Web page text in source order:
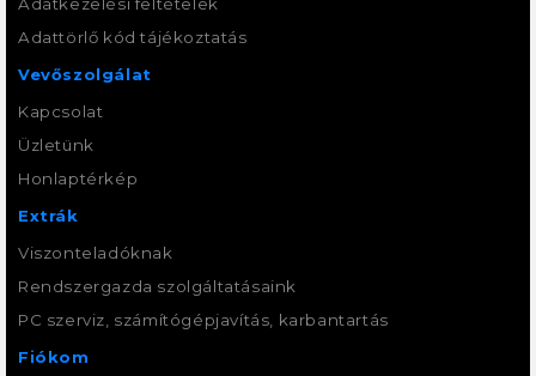
Adattörlő kód tájékoztatás
Vevőszolgálat
Kapcsolat
Üzletünk
Honlaptérkép
Extrák
Viszonteladóknak
Rendszergazda szolgáltatásaink
PC szerviz, számítógépjavítás, karbantartás
Fiókom